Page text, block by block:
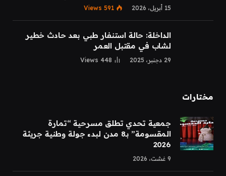
15 أبريل، 2026 591
Views
الداخلة: حالة استنفار طبي بعد حادث خطير
لشاب في مقتبل العمر
29 دجنبر، 2025 448
Views
مختارات
جمعية تحدي تطلق مسرحية “تمارة
المقسومة” بـ8 مدن لبدء جولة وطنية جريئة
2026
9 غشت، 2026